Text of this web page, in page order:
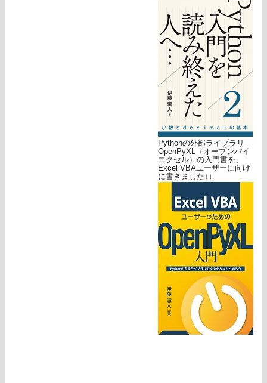
Pythonの外部ライブラリ
OpenPyXL（オープンパイ
エクセル）の入門書を、
Excel VBAユーザーに向け
に書きました↓↓